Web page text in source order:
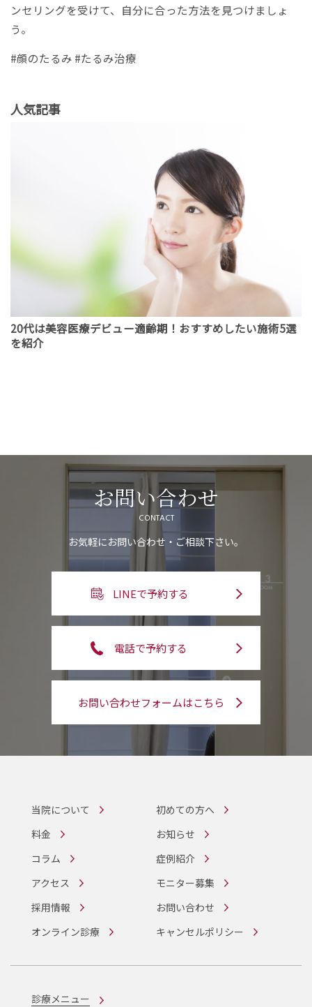
ンセリングを受けて、自分に合った方法を見つけましょ
う。
#顔のたるみ #たるみ治療
人気記事
20代は美容医療デビュー適齢期！おすすめしたい施術5選
を紹介
お問い合わせ
CONTACT
お気軽にお問い合わせ・ご相談下さい。
LINEで予約する
電話で予約する
お問い合わせフォームはこちら
当院について
初めての方へ
料金
お知らせ
コラム
症例紹介
アクセス
モニター募集
採用情報
お問い合わせ
オンライン診療
キャンセルポリシー
診療メニュー